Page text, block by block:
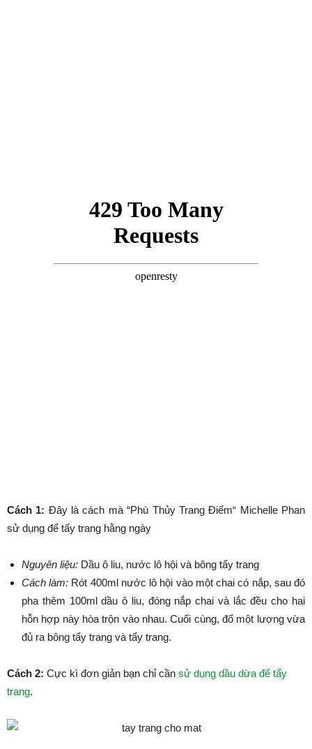
Cách 1: Đây là cách mà “Phù Thủy Trang Điểm“ Michelle Phan
sử dụng để tấy trang hằng ngày
Nguyên liệu: Dầu ô liu, nước lô hội và bông tẩy trang
Cách làm: Rót 400ml nước lô hội vào một chai có nắp, sau đó
pha thêm 100ml dầu ô liu, đóng nắp chai và lắc đều cho hai
hỗn hợp này hòa trộn vào nhau. Cuối cùng, đổ một lượng vừa
đủ ra bông tẩy trang và tẩy trang.
Cách 2: Cực kì đơn giản bạn chỉ cần sử dụng dầu dừa để tẩy
trang.